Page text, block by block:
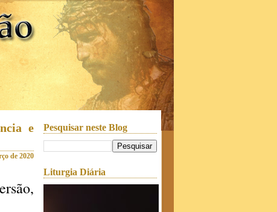
e
de 2020
Pesquisar neste Blog
Liturgia Diária